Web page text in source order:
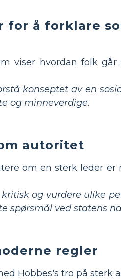
for å forklare
viser hvordan folk går
konseptet av en
og minneverdige.
autoritet
om en sterk leder er
og vurdere ulike
spørsmål ved statens
regler
Hobbes's tro på sterk